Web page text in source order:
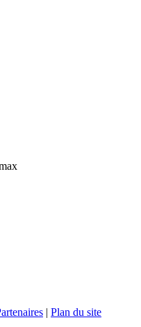
| Plan du site